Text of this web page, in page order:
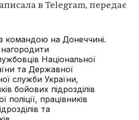
в Telegram, передає
командою на Донеччині.
Національної
та Державної
служби України,
бойових підрозділів
поліції, працівників
та